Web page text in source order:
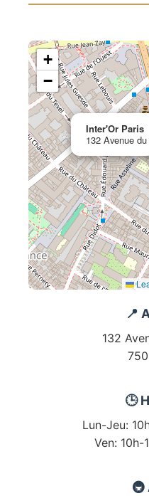
Inter'Or Paris
132 Avenue
+
−
📍
132
🕒
Lun-Jeu:
Ven: 10h-
🚇